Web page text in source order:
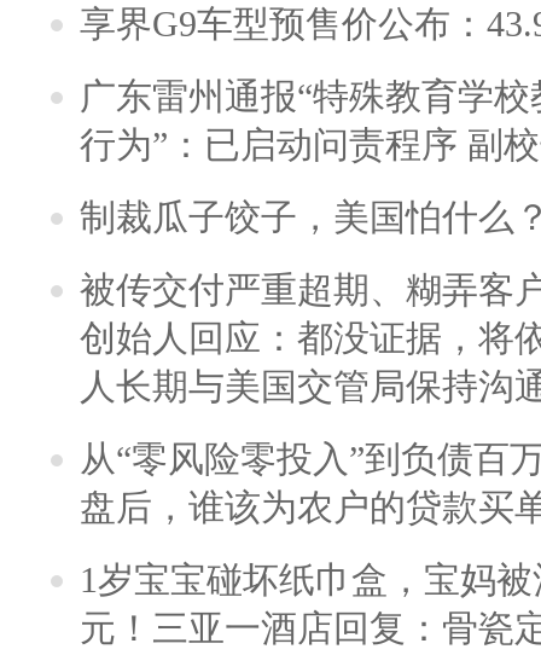
享界G9车型预售价公布：
广东雷州通报“特殊教育学
行为”：已启动问责程序 副
制裁瓜子饺子，美国怕什么
被传交付严重超期、糊弄客
创始人回应：都没证据，将
人长期与美国交管局保持沟
从“零风险零投入”到负债百
盘后，谁该为农户的贷款买
1岁宝宝碰坏纸巾盒，宝妈
元！三亚一酒店回复：骨瓷